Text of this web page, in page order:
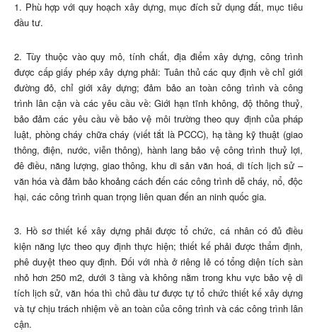
1. Phù hợp với quy hoạch xây dựng, mục đích sử dụng đất, mục tiêu
đầu tư.
2. Tùy thuộc vào quy mô, tính chất, địa điểm xây dựng, công trình
được cấp giấy phép xây dựng phải: Tuân thủ các quy định về chỉ giới
đường đỏ, chỉ giới xây dựng; đảm bảo an toàn công trình và công
trình lân cận và các yêu cầu về: Giới hạn tĩnh không, độ thông thuỷ,
bảo đảm các yêu cầu về bảo vệ môi trường theo quy định của pháp
luật, phòng cháy chữa cháy (viết tắt là PCCC), hạ tầng kỹ thuật (giao
thông, điện, nước, viễn thông), hành lang bảo vệ công trình thuỷ lợi,
đê điều, năng lượng, giao thông, khu di sản văn hoá, di tích lịch sử –
văn hóa và đảm bảo khoảng cách đến các công trình dễ cháy, nổ, độc
hại, các công trình quan trọng liên quan đến an ninh quốc gia.
3. Hồ sơ thiết kế xây dựng phải được tổ chức, cá nhân có đủ điều
kiện năng lực theo quy định thực hiện; thiết kế phải được thẩm định,
phê duyệt theo quy định. Đối với nhà ở riêng lẻ có tổng diện tích sàn
nhỏ hơn 250 m2, dưới 3 tầng và không nằm trong khu vực bảo vệ di
tích lịch sử, văn hóa thì chủ đầu tư được tự tổ chức thiết kế xây dựng
và tự chịu trách nhiệm về an toàn của công trình và các công trình lân
cận.